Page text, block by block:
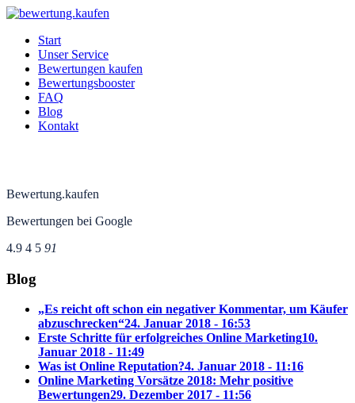
Start
Unser Service
Bewertungen kaufen
Bewertungsbooster
FAQ
Blog
Kontakt
Bewertung.kaufen
Bewertungen bei Google
4.9 4 5 91
Blog
„Es reicht oft schon ein negativer Kommentar, um Käufer
abzuschrecken“24. Januar 2018 - 16:53
Erste Schritte für erfolgreiches Online Marketing10.
Januar 2018 - 11:49
Was ist Online Reputation?4. Januar 2018 - 11:16
Online Marketing Vorsätze 2018: Mehr positive
Bewertungen29. Dezember 2017 - 11:56